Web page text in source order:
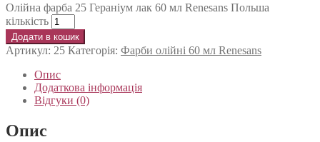
Олійна фарба 25 Гераніум лак 60 мл Renesans Польша
кількість
Додати в кошик
Артикул: 25 Категорія: Фарби олійні 60 мл Renesans
Опис
Додаткова інформація
Відгуки (0)
Опис